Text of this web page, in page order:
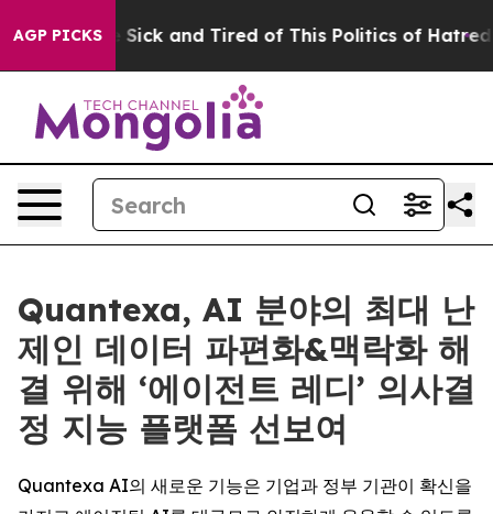
AGP PICKS
Are Sick and Tired of This Politics of Hatred” The
Quantexa, AI 분야의 최대 난
제인 데이터 파편화&맥락화 해
결 위해 ‘에이전트 레디’ 의사결
정 지능 플랫폼 선보여
Quantexa AI의 새로운 기능은 기업과 정부 기관이 확신을